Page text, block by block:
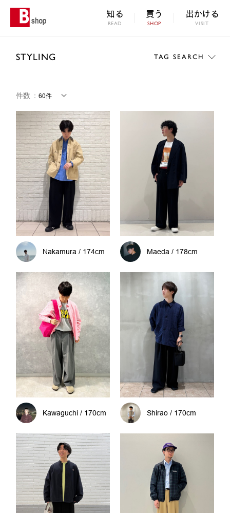
知る
READ
買う
SHOP
出かける
VISIT
STYLING TAG SEARCH
件数 ：
Nakamura / 174cm Maeda / 178cm
Kawaguchi / 170cm Shirao / 170cm